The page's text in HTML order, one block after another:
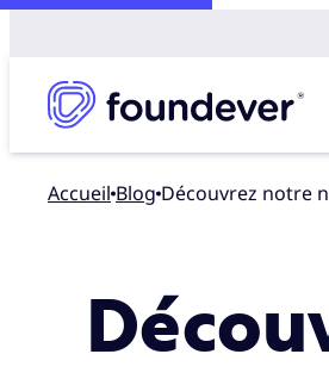
Accueil blog Découvrez